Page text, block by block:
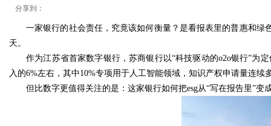
分享到：
一家银行的社会责任，究竟该如何衡量？是看报表里的普惠和
天。
作为江苏省首家数字银行，苏商银行以“科技驱动的o2o银行”为
入的6%左右，其中10%专项用于人工智能领域，知识产权申请量连
但比数字更值得关注的是：这家银行如何把esg从“写在报告里”变